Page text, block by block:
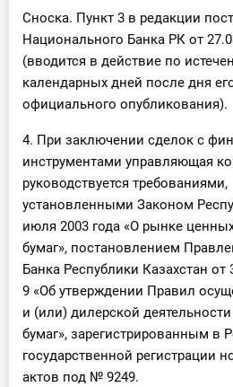
Сноска. Пункт 3 в редакции
Национального Банка РК от
(вводится в действие по
календарных дней после дня
официального опубликования).
4. При заключении сделок с
инструментами управляющая
руководствуется требованиями,
установленными Законом
июля 2003 года «О рынке
бумаг», постановлением
Банка Республики Казахстан
9 «Об утверждении Правил
и (или) дилерской
бумаг», зарегистрированным в
государственной регистрации
актов под № 9249.